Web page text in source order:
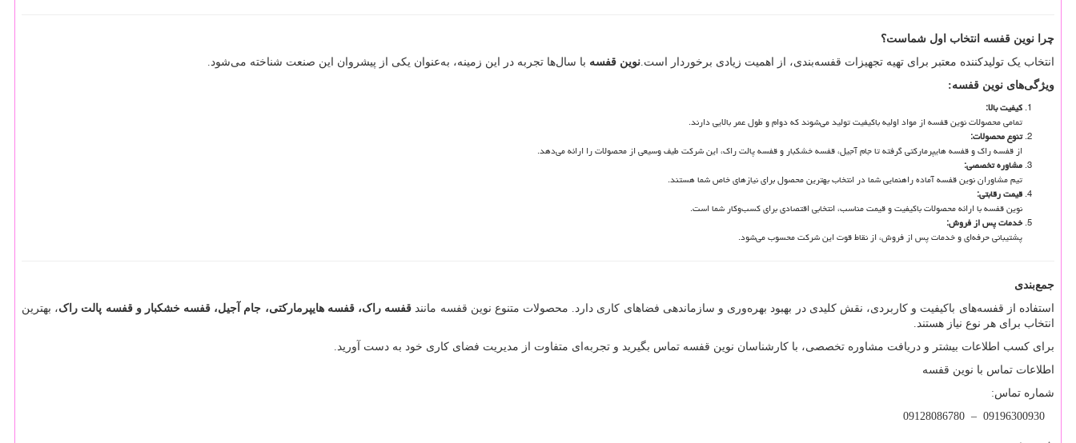
چرا نوین قفسه انتخاب اول شماست؟
انتخاب یک تولیدکننده معتبر برای تهیه تجهیزات قفسه‌بندی، از اهمیت زیادی برخوردار است. نوین قفسه با سال‌ها تجربه در این زمینه، به‌عنوان یکی از پیشروان این صنعت شناخته می‌شود.
ویژگی‌های نوین قفسه:
کیفیت بالا:
تمامی محصولات نوین قفسه از مواد اولیه باکیفیت تولید می‌شوند که دوام و طول عمر بالایی دارند.
تنوع محصولات:
از قفسه راک و قفسه هایپرمارکتی گرفته تا جام آجیل، قفسه خشکبار و قفسه پالت راک، این شرکت طیف وسیعی از محصولات را ارائه می‌دهد.
مشاوره تخصصی:
تیم مشاوران نوین قفسه آماده راهنمایی شما در انتخاب بهترین محصول برای نیازهای خاص شما هستند.
قیمت رقابتی:
نوین قفسه با ارائه محصولات باکیفیت و قیمت مناسب، انتخابی اقتصادی برای کسب‌وکار شما است.
خدمات پس از فروش:
پشتیبانی حرفه‌ای و خدمات پس از فروش، از نقاط قوت این شرکت محسوب می‌شود.
جمع‌بندی
استفاده از قفسه‌های باکیفیت و کاربردی، نقش کلیدی در بهبود بهره‌وری و سازماندهی فضاهای کاری دارد. محصولات متنوع نوین قفسه مانند قفسه راک، قفسه هایپرمارکتی، جام آجیل، قفسه خشکبار و قفسه پالت راک، بهترین
انتخاب برای هر نوع نیاز هستند.
برای کسب اطلاعات بیشتر و دریافت مشاوره تخصصی، با کارشناسان نوین قفسه تماس بگیرید و تجربه‌ای متفاوت از مدیریت فضای کاری خود به دست آورید.
اطلاعات تماس با نوین قفسه
شماره تماس:
09128086780 – 09196300930